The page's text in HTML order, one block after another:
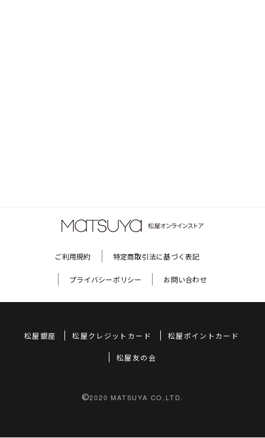
ご利用規約 特定商取引法に基づく表記
プライバシーポリシー お問い合わせ
松屋銀座 松屋クレジットカード 松屋ポイントカード
松屋友の会
©2020 MATSUYA CO,LTD.